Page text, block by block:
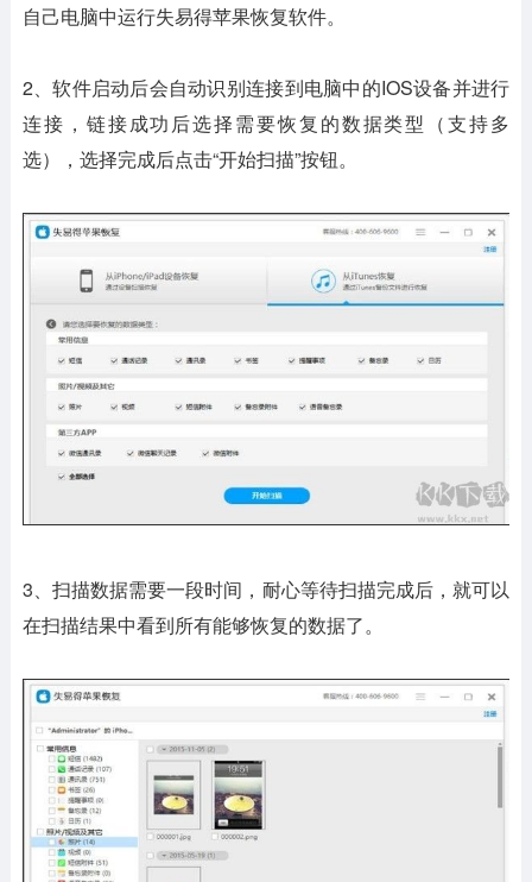
自己电脑中运行失易得苹果恢复软件。
2、软件启动后会自动识别连接到电脑中的IOS设备并进行
连接，链接成功后选择需要恢复的数据类型（支持多
选），选择完成后点击“开始扫描”按钮。
3、扫描数据需要一段时间，耐心等待扫描完成后，就可以
在扫描结果中看到所有能够恢复的数据了。